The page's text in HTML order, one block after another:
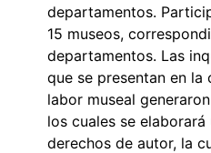
departamentos.
15 museos,
departamentos. Las
que se presentan en la
labor museal
los cuales se elaborará
derechos de autor, la